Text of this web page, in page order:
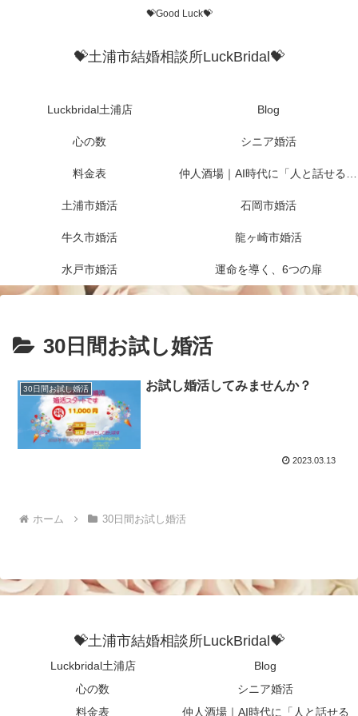
💝Good Luck💝
💝土浦市結婚相談所LuckBridal💝
Luckbridal土浦店 Blog
心の数 シニア婚活
料金表 仲人酒場｜AI時代に「人と話せる場所」を作りたかった
土浦市婚活 石岡市婚活
牛久市婚活 龍ヶ崎市婚活
水戸市婚活 運命を導く、6つの扉
30日間お試し婚活
30日間お試し婚活 お試し婚活してみませんか？
2023.03.13
ホーム 30日間お試し婚活
💝土浦市結婚相談所LuckBridal💝
Luckbridal土浦店
Blog
心の数
シニア婚活
料金表
仲人酒場｜AI時代に「人と話せる